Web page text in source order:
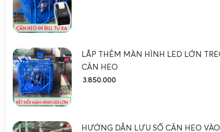
APP CÂN GIA PHÁT
Tử Gia Phát nhằm hỗ trợ người dùng trong việc quản lý
heo Bluetooth do Gia Phát cung cấp.
4.1 Các tính năng nổi bật của APP CÂN GIA PHÁT
Hiển thị trọng lượng thời gian thực:
trên màn hình điện thoại.
Lưu trữ dữ liệu tự động:
Mỗi lần cân sẽ được ghi lại
LẮP THÊM MÀN HÌNH LED LỚN
CÂN HEO
3.850.000
HƯỚNG DẪN LƯU SỐ CÂN HEO